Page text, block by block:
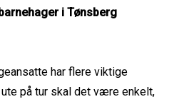
i Tønsberg
har flere viktige
ute på tur skal det være enkelt,